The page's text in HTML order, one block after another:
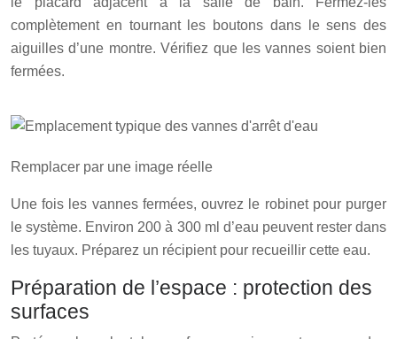
complètement en tournant les boutons dans le sens des
aiguilles d’une montre. Vérifiez que les vannes soient bien
fermées.
Remplacer par une image réelle
Une fois les vannes fermées, ouvrez le robinet pour purger
le système. Environ 200 à 300 ml d’eau peuvent rester dans
les tuyaux. Préparez un récipient pour recueillir cette eau.
Préparation de l’espace : protection des
surfaces